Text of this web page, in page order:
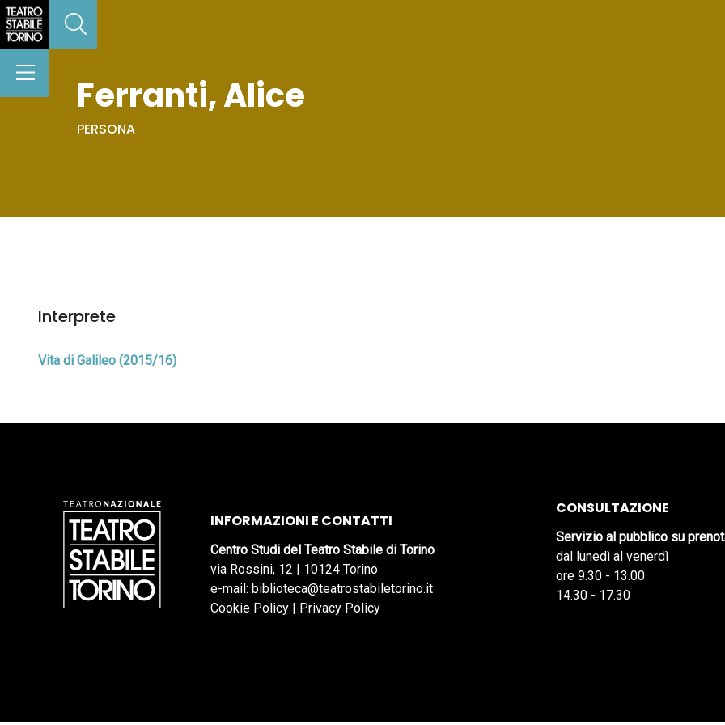
Ferranti, Alice
PERSONA
Interprete
Vita di Galileo (2015/16)
INFORMAZIONI E CONTATTI
Centro Studi del Teatro Stabile di Torino
via Rossini, 12 | 10124 Torino
e-mail: biblioteca@teatrostabiletorino.it
Cookie Policy | Privacy Policy
CONSULTAZIONE
Servizio al pubblico su
dal lunedì al venerdì
ore 9.30 - 13.00
14.30 - 17.30